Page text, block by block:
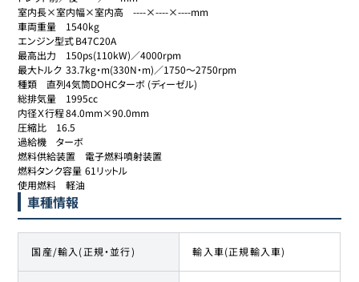
室内長×室内幅×室内高	----×----×----mm
車両重量	1540kg
エンジン型式	B47C20A
最高出力	150ps(110kW)／4000rpm
最大トルク	33.7kg・m(330N・m)／1750～2750rpm
種類	直列4気筒DOHCターボ (ディーゼル)
総排気量	1995cc
内径Ｘ行程	84.0mm×90.0mm
圧縮比	16.5
過給機	ターボ
燃料供給装置	電子燃料噴射装置
燃料タンク容量	61リットル
使用燃料	軽油
車種情報
国産/輸入(正規・並行) 輸入車(正規輸入車)